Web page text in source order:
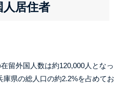
居住者
留外国人数は約120,000人となっ
庫県の総人口の約2.2%を占めてお